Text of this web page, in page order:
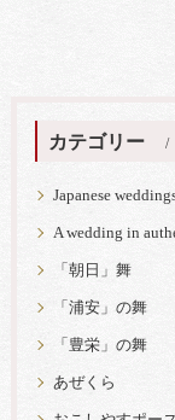
カテゴリー
Japanese
A wedding in
「朝日」舞
「浦安」の舞
「豊栄」の舞
あぜくら